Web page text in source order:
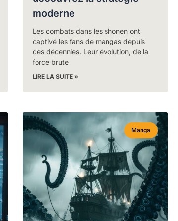
moderne
Les combats dans les shonen ont
captivé les fans de mangas depuis
des décennies. Leur évolution, de la
force brute
LIRE LA SUITE »
Manga